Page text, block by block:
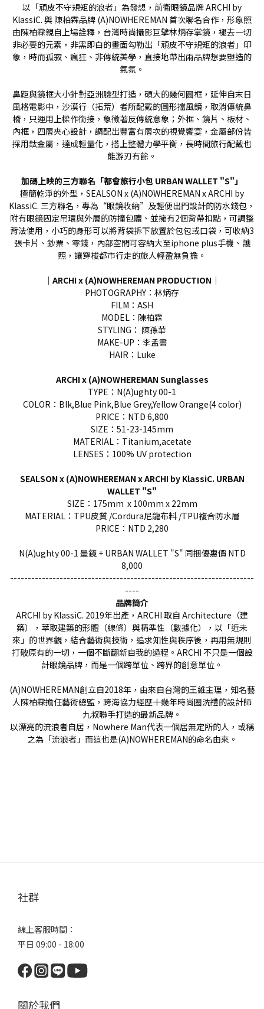
以「頑皮不守規矩的浪者」為發想，前衛眼鏡品牌 ARCHI by
KlassiC. 與 陳柏霖品牌 (A)NOWHEREMAN 首次聯名合作，形象照
由陳柏霖親自上場詮釋，台灣時尚攝影巨擘林炳存掌鏡，褪去一切
非必要的元素，非黑即白的畫面勾勒出「頑皮不守規矩的浪者」印
象，時而孤寂、瘋狂、非傳統美學，直接地帶出兩品牌想要塑造的
氣氛。
鼻距與鏡框大小針對亞洲臉型打造，碩大的幾何圓框，延伸自末日
風格電影中，沙漠行（拓荒）者所配戴的圓形擋風鏡，取消傳統鼻
橋，只運用上樑作銜接，象徵著反傳統意象；外框、鏡片、板材、
內框，四層夾心設計，調配出豐富有層次的視覺饗宴，金屬部份皆
採用鈦金屬，達成輕量化，搭上整體力學平衡，長時間旅行配戴也
能游刃有餘。
加碼上映的三方聯名「都會旅行小包 URBAN WALLET "S"」
極簡乾淨的外型，SEALSON x (A)NOWHEREMAN x ARCHI by
KlassiC. 三方聯名，專為“眼鏡收納”及輕便出門設計的防水錢包，
附有眼鏡固定吊環與外層的防撞包體、並擁有2個背帶扣點，可調整
背法使用，小巧的身形可以將背袋拆下放置於包包或口袋，可收納3
張卡片、鈔票、零錢，內部空間可容納大至iphone plus手機、護
照，讓穿梭都市行走的旅人輕盈無負擔。
｜ARCHI x (A)NOWHEREMAN PRODUCTION｜
PHOTOGRAPHY：林炳存
FILM：ASH
MODEL：陳柏霖
STYLING： 陳孫華
MAKE-UP：李孟書
HAIR：Luke
ARCHI x (A)NOWHEREMAN Sunglasses
TYPE：N(A)ughty 00-1
COLOR：Blk,Blue Pink,Blue Grey,Yellow Orange(4 color)
PRICE：NTD 6,800
SIZE：51-23-145mm
MATERIAL：Titanium,acetate
LENSES：100% UV protection
SEALSON x (A)NOWHEREMAN x ARCHI by KlassiC. URBAN
WALLET "S"
SIZE：175mm x 100mm x 22mm
MATERIAL：TPU皮質 /Cordura尼龍布料 /TPU複合防水層
PRICE：NTD 2,280
N(A)ughty 00-1 墨鏡 + URBAN WALLET "S" 同捆優惠價 NTD
8,000
---------------------------------------------------------------------
----
品牌簡介
ARCHI by KlassiC. 2019年出產，ARCHI 取自 Architecture（建
築），萃取建築的形體（線條）與精準性（數據化），以「近未
來」的世界觀，結合藝術與技術，追求知性與秩序後，再用無規則
打破原有的一切，一個不斷翻新自我的過程。ARCHI 不只是一個設
計眼鏡品牌，而是一個跨單位、跨界的創意單位。
(A)NOWHEREMAN創立自2018年，由來自台灣的王維主理，知名藝
人陳柏霖擔任藝術總監，跨海協力經歷十幾年時尚圈洗禮的設計師
九叔聯手打造的最新品牌。
以漂亮的流浪者自居，Nowhere Man代表一個居無定所的人，或稱
之為「流浪者」而這也是(A)NOWHEREMAN的命名由來。
社群
線上客服時間：
平日 09:00 - 18:00
關於我們